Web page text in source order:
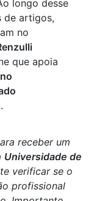
longo desse
de artigos,
no
que apoia
receber um
Universidade de
verificar se o
profissional